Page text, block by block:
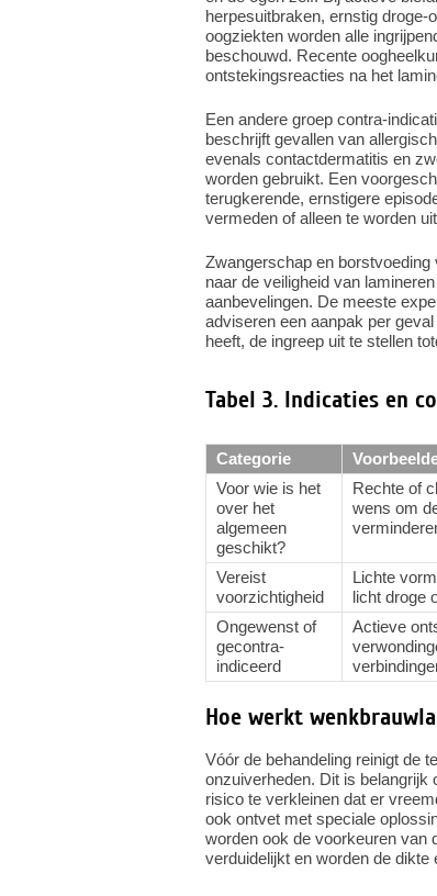
herpesuitbraken, ernstig
oogziekten worden alle
beschouwd. Recente
ontstekingsreacties na het
Een andere groep contra-
beschrijft gevallen van
evenals contactdermatitis en
worden gebruikt. Een
terugkerende, ernstigere
vermeden of alleen te worden
Zwangerschap en
naar de veiligheid van
aanbevelingen. De meeste
adviseren een aanpak per
heeft, de ingreep uit te stellen
Tabel 3. Indicaties en
Categorie
Voor wie is het
over het
algemeen
geschikt?
Rechte of
wens om
Vereist
voorzichtigheid
Lichte
licht droge
Ongewenst of
gecontra-
indiceerd
Actieve
Hoe werkt
Vóór de behandeling reinigt de
onzuiverheden. Dit is
risico te verkleinen dat er
ook ontvet met speciale
worden ook de voorkeuren van
verduidelijkt en worden de